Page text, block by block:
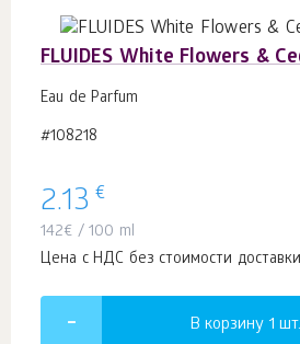
FLUIDES White Flowers &
Eau de Parfum
#108218
2.13 €
142€ / 100 ml
Цена с НДС без стоимости доставки
В корзину 1 шт.